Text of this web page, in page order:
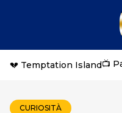
💔 Temptation Island📺
CURIOSITÀ